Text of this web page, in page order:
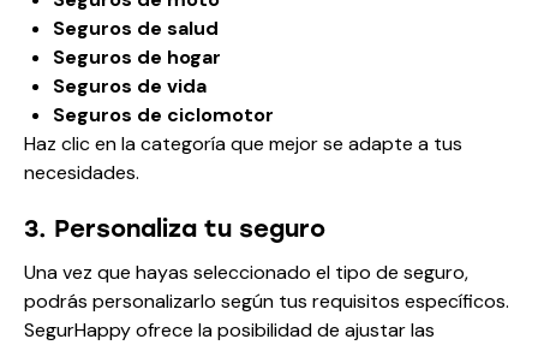
Seguros de salud
Seguros de hogar
Seguros de vida
Seguros de ciclomotor
Haz clic en la categoría que mejor se adapte a tus
necesidades.
3. Personaliza tu seguro
Una vez que hayas seleccionado el tipo de seguro,
podrás personalizarlo según tus requisitos específicos.
SegurHappy ofrece la posibilidad de ajustar las